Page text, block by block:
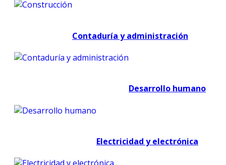
Contaduría y administración
Desarrollo humano
Electricidad y electrónica